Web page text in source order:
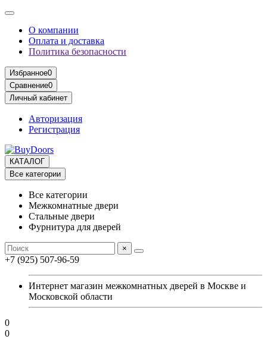
О компании
Оплата и доставка
Политика безопасности
Избранное0
Сравнение0
Личный кабинет
Авторизация
Регистрация
КАТАЛОГ
Все категории
Все категории
Межкомнатные двери
Стальные двери
Фурнитура для дверей
×
+7 (925) 507-96-59
Интернет магазин межкомнатных дверей в Москве и
Московской области
0
0